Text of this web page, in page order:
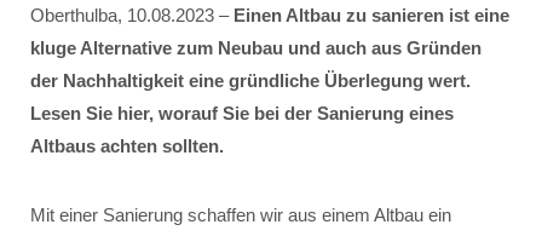
Oberthulba, 10.08.2023 – Einen Altbau zu sanieren ist eine
kluge Alternative zum Neubau und auch aus Gründen
der Nachhaltigkeit eine gründliche Überlegung wert.
Lesen Sie hier, worauf Sie bei der Sanierung eines
Altbaus achten sollten.
Mit einer Sanierung schaffen wir aus einem Altbau ein